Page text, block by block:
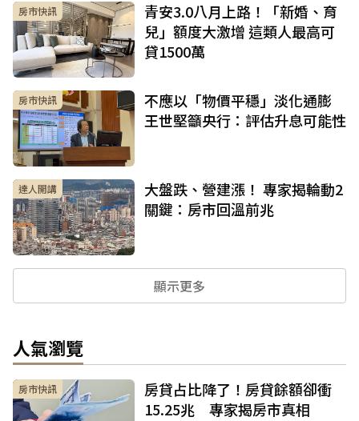
房市快訊
青安3.0八月上路！「新婚、育
兒」額度大激增 這類人最高可
貸1500萬
房市快訊
不應以「物價平穩」淡化通膨
王世堅籲央行：評估升息可能性
達人開講
大盤跌、營建漲！ 專家揭輪動2
關鍵：房市回溫前兆
顯示更多
人氣瀏覽
房市快訊
房貸占比降了！房貸餘額卻衝
15.25兆 專家揭房市真相